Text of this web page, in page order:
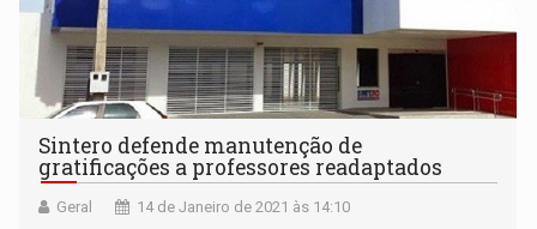
Sintero defende manutenção de
gratificações a professores readaptados
Geral 14 de Janeiro de 2021 às 14:10